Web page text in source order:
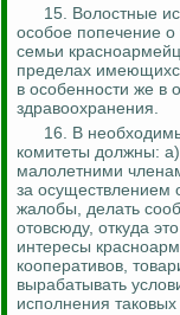
15. Волостные
особое попечение
семьи
пределах
в особенности же в
здравоохранения.
16. В
комитеты должны:
малолетними
за осуществлением
жалобы, делать
отовсюду, откуда
интересы
кооперативов,
вырабатывать
исполнения таковых